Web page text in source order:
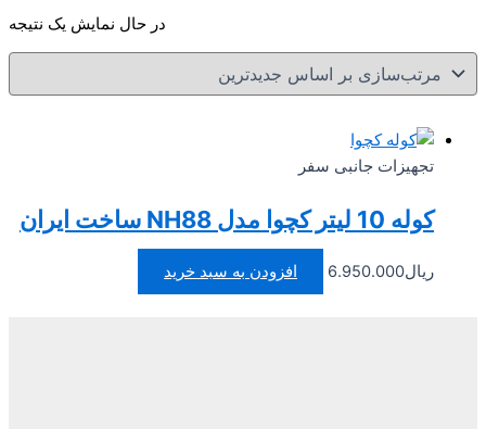
در حال نمایش یک نتیجه
تجهیزات جانبی سفر
کوله 10 لیتر کچوا مدل NH88 ساخت ایران
ریال6.950.000 افزودن به سبد خرید